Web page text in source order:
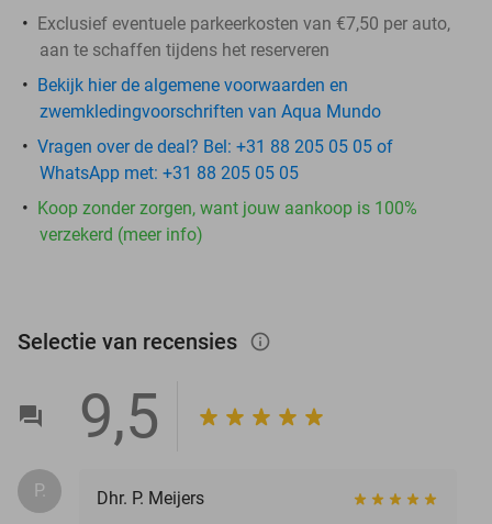
Exclusief eventuele parkeerkosten van €7,50 per auto,
aan te schaffen tijdens het reserveren
Bekijk hier de algemene voorwaarden en
zwemkledingvoorschriften van Aqua Mundo
Vragen over de deal? Bel: +31 88 205 05 05 of
WhatsApp met: +31 88 205 05 05
Koop zonder zorgen, want jouw aankoop is 100%
verzekerd (meer info)
Selectie van recensies info_outlined
9,5
P. Dhr. P. Meijers